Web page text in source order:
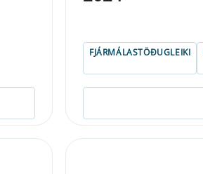
FJÁRMÁLASTÖÐUGLEIKI